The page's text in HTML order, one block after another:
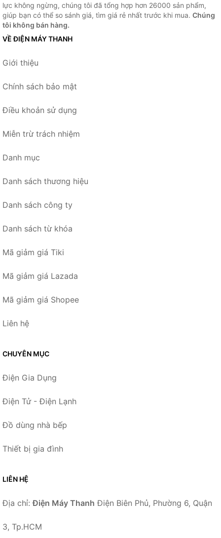
lực không ngừng, chúng tôi đã tổng hợp hơn 26000 sản phẩm,
giúp bạn có thể so sánh giá, tìm giá rẻ nhất trước khi mua. Chúng
tôi không bán hàng.
VỀ ĐIỆN MÁY THANH
Giới thiệu
Chính sách bảo mật
Điều khoản sử dụng
Miễn trừ trách nhiệm
Danh mục
Danh sách thương hiệu
Danh sách công ty
Danh sách từ khóa
Mã giảm giá Tiki
Mã giảm giá Lazada
Mã giảm giá Shopee
Liên hệ
CHUYÊN MỤC
Điện Gia Dụng
Điện Tử - Điện Lạnh
Đồ dùng nhà bếp
Thiết bị gia đình
LIÊN HỆ
Địa chỉ:Điện Máy Thanh Điện Biên Phủ, Phường 6, Quận
3, Tp.HCM